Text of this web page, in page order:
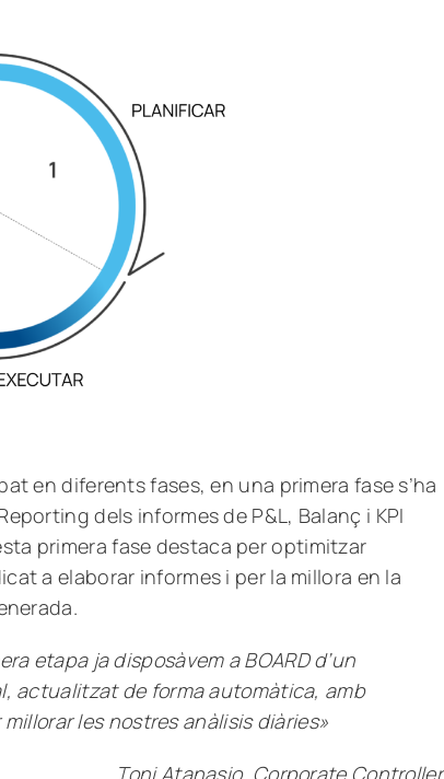
en diferents fases, en una primera fase s’ha
dels informes de P&L, Balanç i KPI
primera fase destaca per optimitzar
a elaborar informes i per la millora en la
etapa ja disposàvem a BOARD d’un
actualitzat de forma automàtica, amb
les nostres anàlisis diàries»
Toni Atanasio, Corporate Controller